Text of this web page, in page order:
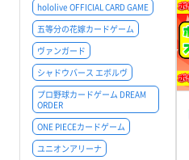
hololive OFFICIAL CARD GAME
五等分の花嫁カードゲーム
ヴァンガード
シャドウバース エボルヴ
プロ野球カードゲーム DREAM
ORDER
ONE PIECEカードゲーム
ユニオンアリーナ